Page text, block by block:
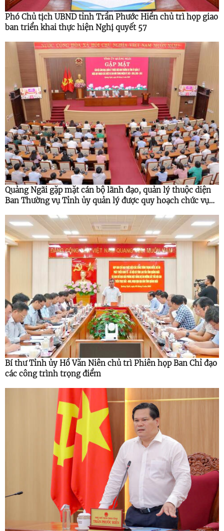
Phó Chủ tịch UBND tỉnh Trần Phước Hiền chủ trì họp giao
ban triển khai thực hiện Nghị quyết 57
Quảng Ngãi gặp mặt cán bộ lãnh đạo, quản lý thuộc diện
Ban Thường vụ Tỉnh ủy quản lý được quy hoạch chức vụ
Bí thư Tỉnh ủy Hồ Văn Niên chủ trì Phiên họp Ban Chỉ đạo
các công trình trọng điểm